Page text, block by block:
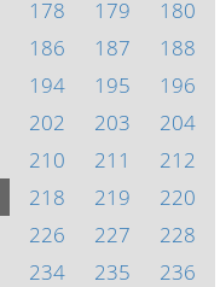
178 179
180
186 187
188
194 195
196
202 203
204
210 211
212
218 219
220
226 227
228
234 235
236